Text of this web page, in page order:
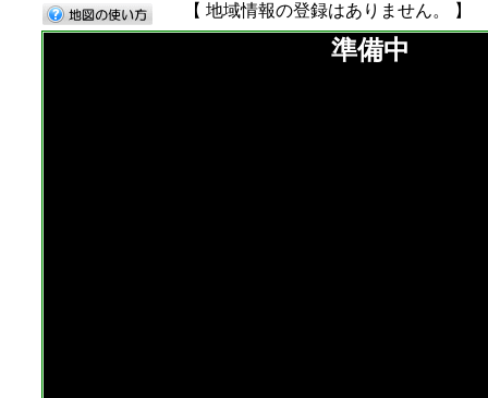
【 地域情報の登録はありません。 】
準備中